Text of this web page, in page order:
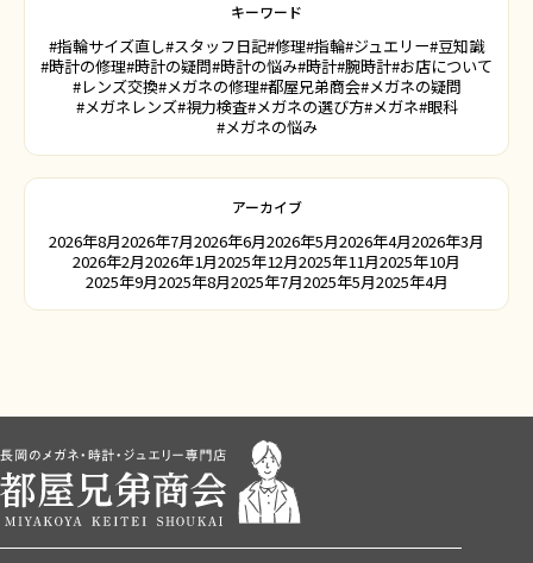
キーワード
#指輪サイズ直し#スタッフ日記#修理#指輪#ジュエリー#豆知識
#時計の修理#時計の疑問#時計の悩み#時計#腕時計#お店について
#レンズ交換#メガネの修理#都屋兄弟商会#メガネの疑問
#メガネレンズ#視力検査#メガネの選び方#メガネ#眼科
#メガネの悩み
アーカイブ
2026年8月2026年7月2026年6月2026年5月2026年4月2026年3月
2026年2月2026年1月2025年12月2025年11月2025年10月
2025年9月2025年8月2025年7月2025年5月2025年4月